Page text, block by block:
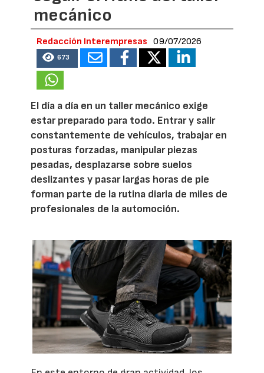
mecánico
Redacción Interempresas 09/07/2026
673
El día a día en un taller mecánico exige
estar preparado para todo. Entrar y salir
constantemente de vehículos, trabajar en
posturas forzadas, manipular piezas
pesadas, desplazarse sobre suelos
deslizantes y pasar largas horas de pie
forman parte de la rutina diaria de miles de
profesionales de la automoción.